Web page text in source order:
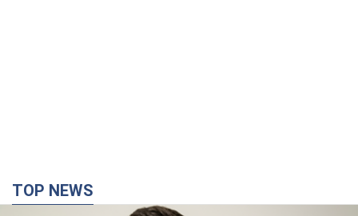
TOP NEWS